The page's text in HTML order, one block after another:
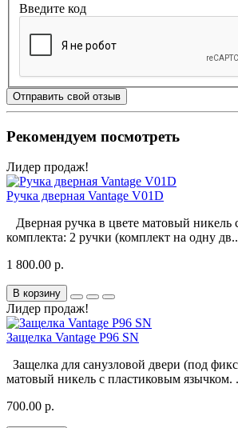
Введите код
Отправить свой отзыв
Рекомендуем посмотреть
Лидер продаж!
Ручка дверная Vantage V01D
Дверная ручка в цвете матовый никель
комплекта: 2 ручки (комплект на одну дв..
1 800.00 р.
В корзину
Лидер продаж!
Защелка Vantage P96 SN
Защелка для санузловой двери (под
матовый никель с пластиковым язычком.
700.00 р.